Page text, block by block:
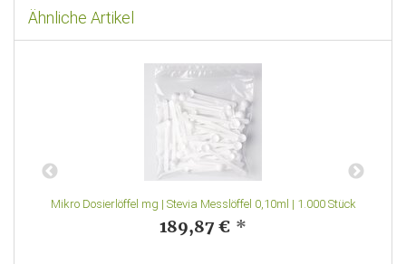
Ähnliche Artikel
Mikro Dosierlöffel mg | Stevia Messlöffel 0,10ml | 1.000 Stück
189,87 € *